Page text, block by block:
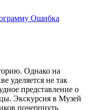
Ошибка
Однако на
уделяется не так
представление о
Экскурсия в Музей
почерпнуть